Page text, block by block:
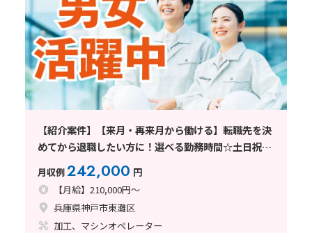
【紹介案件】【来月・再来月から働ける】転職先を決
めてから退職したい方に！選べる勤務時間☆土日祝休
月収例242,000 円
【月給】210,000円～
兵庫県神戸市東灘区
加工、マシンオペレーター